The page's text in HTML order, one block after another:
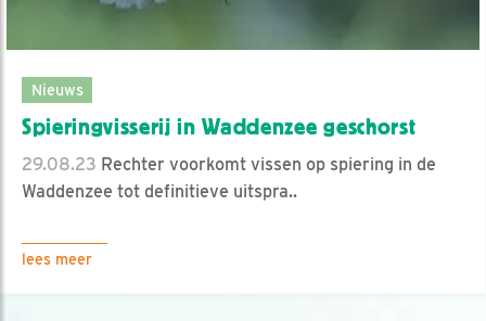
Nieuws
Spieringvisserij in Waddenzee geschorst
29.08.23 Rechter voorkomt vissen op spiering in de
Waddenzee tot definitieve uitspra..
lees meer